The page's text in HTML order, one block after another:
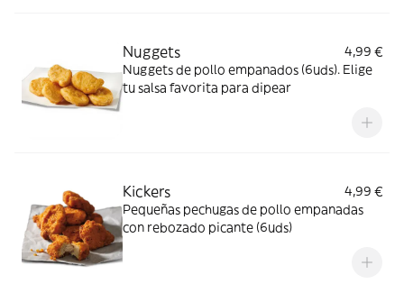
Nuggets
4,99 €
Nuggets de pollo empanados (6uds). Elige
tu salsa favorita para dipear
Kickers
4,99 €
Pequeñas pechugas de pollo empanadas
con rebozado picante (6uds)